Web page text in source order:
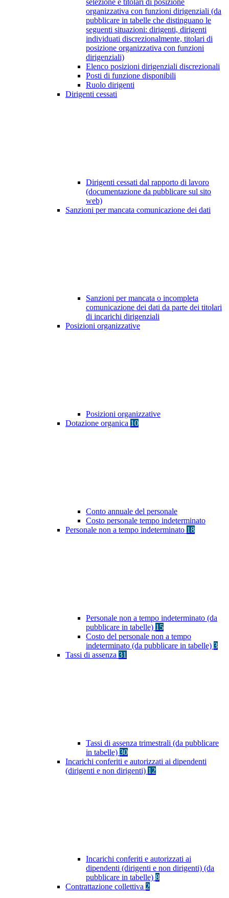
selezione e titolari di posizione
organizzativa con funzioni dirigenziali (da
pubblicare in tabelle che distinguano le
seguenti situazioni: dirigenti, dirigenti
individuati discrezionalmente, titolari di
posizione organizzativa con funzioni
dirigenziali)
Elenco posizioni dirigenziali discrezionali
Posti di funzione disponibili
Ruolo dirigenti
Dirigenti cessati
Dirigenti cessati dal rapporto di lavoro
(documentazione da pubblicare sul sito
web)
Sanzioni per mancata comunicazione dei dati
Sanzioni per mancata o incompleta
comunicazione dei dati da parte dei titolari
di incarichi dirigenziali
Posizioni organizzative
Posizioni organizzative
Dotazione organica 10
Conto annuale del personale
Costo personale tempo indeterminato
Personale non a tempo indeterminato 18
Personale non a tempo indeterminato (da
pubblicare in tabelle) 15
Costo del personale non a tempo
indeterminato (da pubblicare in tabelle) 3
Tassi di assenza 31
Tassi di assenza trimestrali (da pubblicare
in tabelle) 30
Incarichi conferiti e autorizzati ai dipendenti
(dirigenti e non dirigenti) 12
Incarichi conferiti e autorizzati ai
dipendenti (dirigenti e non dirigenti) (da
pubblicare in tabelle) 8
Contrattazione collettiva 2